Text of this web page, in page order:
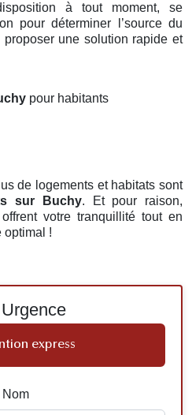
à tout moment, se
pour déterminer l’source du
une solution rapide et
pour habitants
de logements et habitats sont
sur Buchy. Et pour raison,
votre tranquillité tout en
optimal !
express
Nom